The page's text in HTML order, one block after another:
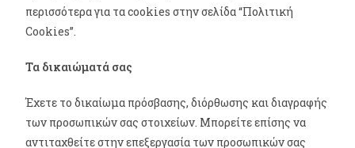
περισσότερα για τα cookies στην σελίδα “Πολιτική
Cookies”.
Τα δικαιώματά σας
Έχετε το δικαίωμα πρόσβασης, διόρθωσης και διαγραφής
των προσωπικών σας στοιχείων. Μπορείτε επίσης να
αντιταχθείτε στην επεξεργασία των προσωπικών σας